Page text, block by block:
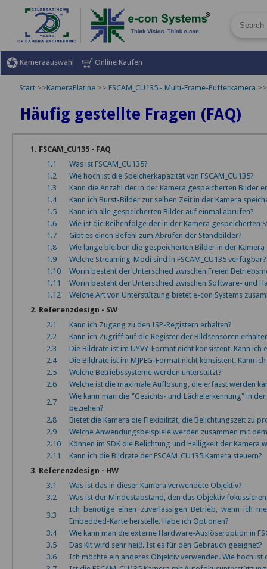
Kameraauswahl Online Kaufen
Start >>KameraPlatine >> FSCAM_CU135 - Multi-Frame-Pufferkamera
Häufig gestellte Fragen (FAQ)
1. FSCAM_CU135 - FAQ
1.1
Was ist FSCAM_CU135?
1.2
Wie hoch ist die Speicherkapazität von FSCAM_CU135?
1.3
Kann die Anzahl der in der Kamera gespeicherten Bilder
1.4
Kann ich Burst-Bilder zur selben Zeit in der Kamera
1.5
Kann ich alle gespeicherten Bilder auf einmal abrufen?
1.6
Wie ist die Reihenfolge der in der Kamera gespeicherten
1.7
Gibt es einen Befehl zum Abrufen der Standbilder?
1.8
Wie lange bleiben die gespeicherten Bilder in der Kamera
1.9
Welche Streaming-Modi sind in FSCAM_CU135 verfügbar?
1.10
Worin besteht der Unterschied zwischen Freien
1.11
Worin besteht der Unterschied zwischen Software- und
1.12
Welche Art von Unterstützung bietet e-con Systems
2. Referenzdesign - SW
2.1
Kann ich Zugang zu den ISP-Registern erhalten?
2.2
Kann ich Zugriff auf die Register der Bildsensoren
2.3
Die Bildrate ist im UYVY-Format nicht konsistent. Kann ich
2.4
Die Bildrate ist im MJPEG-Format nicht konsistent. Kann
2.5
Welche Betriebssysteme werden unterstützt?
2.6
Welche ist die maximale Auflösung, die erfasst werden
2.7
Wie kann man die "Gesichts- und Lächelerkennung" in
beziehen?
2.8
Bietet die Kamera die Flexibilität, die Belichtungszeit zu
2.9
Welche Anwendungsbeispiele werden zusammen mit
2.10
Können im SDK die Belichtung und Helligkeit der
2.11
Kann ich die Bildrate der FSCAM_CU135 Kamera steuern?
3. Referenzdesign - HW
3.1
Was ist das in dieser Kamera verwendete Objektiv?
3.2
Was ist der Mindestabstand, den das Objektiv fokussieren
3.3
Ich benötige einen zuverlässigen Betrieb, wenn ich
Embedded-Karte herstelle. Habe ich Optionen?
3.4
Wie kann man die externe Hardware-Auslöseroption in
3.5
Das Kit wird sehr heiβ. Ist es für den Gebrauch geeignet?
3.6
Ich möchte ein anderes Objektiv verwenden. Wie hoch ist